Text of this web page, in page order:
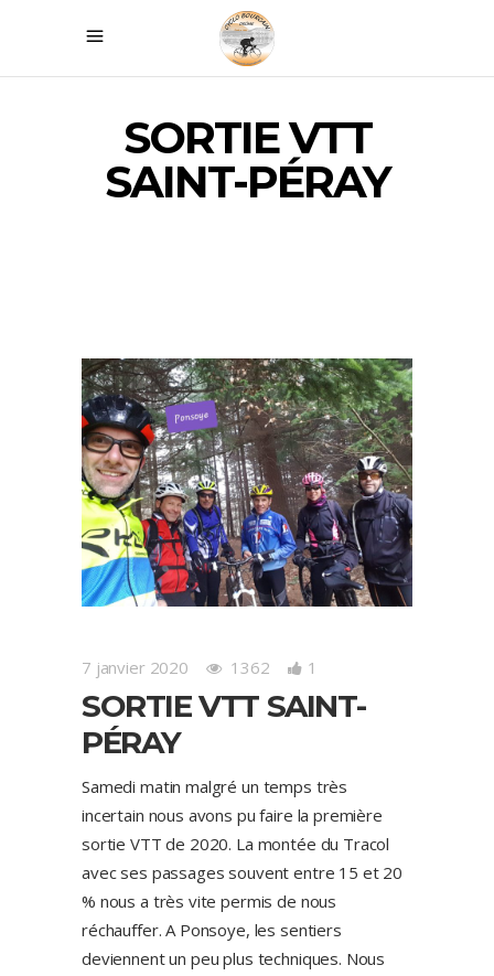
SORTIE VTT
SAINT-PÉRAY
7 janvier 2020 1362 1
SORTIE VTT SAINT-
PÉRAY
Samedi matin malgré un temps très
incertain nous avons pu faire la première
sortie VTT de 2020. La montée du Tracol
avec ses passages souvent entre 15 et 20
% nous a très vite permis de nous
réchauffer. A Ponsoye, les sentiers
deviennent un peu plus techniques. Nous